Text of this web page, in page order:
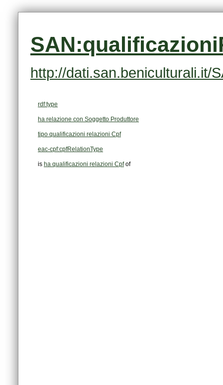
http://dati.san.beniculturali.it/
rdf:type
ha relazione con Soggetto Produttore
tipo qualificazioni relazioni Cpf
eac-cpf:cpfRelationType
is ha qualificazioni relazioni Cpfof